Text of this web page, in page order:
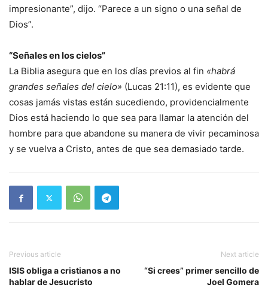
impresionante”, dijo. “Parece a un signo o una señal de
Dios”.
“Señales en los cielos”
La Biblia asegura que en los días previos al fin «habrá
grandes señales del cielo» (Lucas 21:11), es evidente que
cosas jamás vistas están sucediendo, providencialmente
Dios está haciendo lo que sea para llamar la atención del
hombre para que abandone su manera de vivir pecaminosa
y se vuelva a Cristo, antes de que sea demasiado tarde.
Previous article
ISIS obliga a cristianos a no
hablar de Jesucristo
Next article
“Si crees” primer sencillo de
Joel Gomera